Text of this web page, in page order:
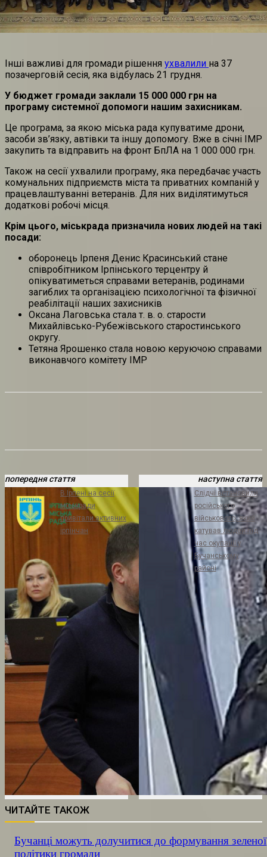
Інші важливі для громади рішення ухвалили на 37
позачерговій сесія, яка відбулась 21 грудня.
У бюджет громади заклали 15 000 000 грн на
програму системної допомоги нашим захисникам.
Це програма, за якою міська рада купуватиме дрони,
засоби зв’язку, автівки та іншу допомогу. Вже в січні ІМР
закупить та відправить на фронт БпЛА на 1 000 000 грн.
Також на сесії ухвалили програму, яка передбачає участь
комунальних підприємств міста та приватних компаній у
працевлаштуванні ветеранів. Для них виділятимуться
додаткові робочі місця.
Крім цього, міськрада призначила нових людей на такі
посади:
оборонець Ірпеня Денис Красинський стане
співробітником Ірпінського терцентру й
опікуватиметься справами ветеранів, родинами
загиблих та організацією психологічної та фізичної
реабілітації наших захисників
Оксана Лаговська стала т. в. о. старости
Михайлівсько-Рубежівського старостинського
округу.
Тетяна Ярошенко стала новою керуючою справами
виконавчого комітету ІМР
попередня стаття
В Ірпені на сесії
міськради
привітали активних
ірпінчан
наступна стаття
Слідчі встановили
російського
військового, який
катував людей під
час окупації у
Бучанському
районі
ЧИТАЙТЕ ТАКОЖ
Бучанці можуть долучитися до формування зеленої
політики громади